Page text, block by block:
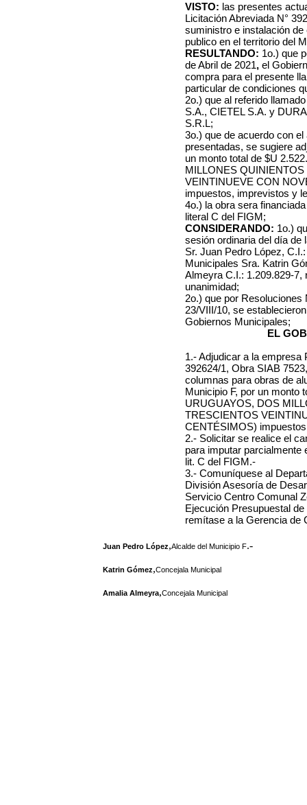
VISTO: las presentes
Licitación Abreviada N°
suministro e instalación
publico en el territorio del
RESULTANDO: 1o.) que
de Abril de 2021, el
compra para el presente
particular de condiciones
2o.) que al referido
S.A., CIETEL S.A. y
S.R.L;
3o.) que de acuerdo con
presentadas, se sugiere
un monto total de $U
MILLONES
VEINTINUEVE CON
impuestos, imprevistos y
4o.) la obra sera
literal C del FIGM;
CONSIDERANDO: 1o.)
sesión ordinaria del día de
Sr. Juan Pedro López,
Municipales Sra. Katrin
Almeyra C.I.: 1.209.829-7,
unanimidad;
2o.) que por Resoluciones
23/VIII/10, se
Gobiernos Municipales;
EL
1.- Adjudicar a la empresa
392624/1, Obra SIAB
columnas para obras de
Municipio F, por un monto
URUGUAYOS, DOS
TRESCIENTOS
CENTÉSIMOS)
2.- Solicitar se realice el
para imputar parcialmente
lit. C del FIGM.-
3.- Comuníquese al
División Asesoría de
Servicio Centro Comunal
Ejecución Presupuestal
remítase a la Gerencia de
Juan Pedro López,Alcalde del Municipio F.-
Katrin Gómez,Concejala Municipal
Amalia Almeyra,Concejala Municipal